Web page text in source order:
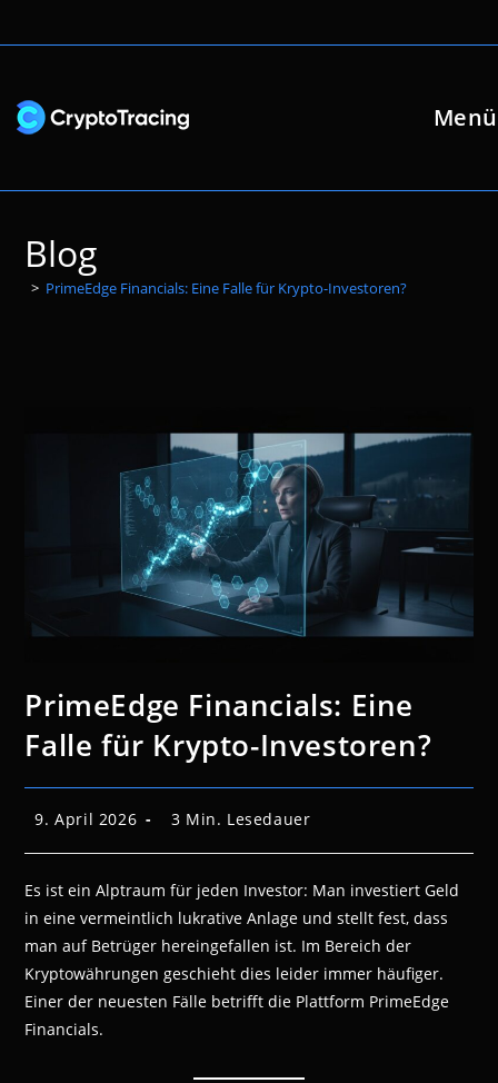
Inhalt
Menü
Blog
> PrimeEdge Financials: Eine Falle für Krypto-Investoren?
PrimeEdge Financials: Eine
Falle für Krypto-Investoren?
Beitrag
9. April 2026 Lesedauer:
3 Min. Lesedauer
Es ist ein Alptraum für jeden Investor: Man investiert Geld
in eine vermeintlich lukrative Anlage und stellt fest, dass
man auf Betrüger hereingefallen ist. Im Bereich der
Kryptowährungen geschieht dies leider immer häufiger.
Einer der neuesten Fälle betrifft die Plattform PrimeEdge
Financials.